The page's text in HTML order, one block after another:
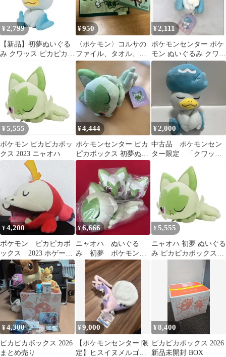
¥ 2,799
【新品】初夢ぬいぐる
み クワッス ピカピカボ
¥950
〈ポケモン〉コルサの
ファイル、タオル、キ
ーホルダー
¥2,111
ポケモンセンター ポケ
モン ぬいぐるみ クワッ
ス
¥ 5,555
ポケモン ピカピカボッ
クス 2023 ニャオハ
¥4,444
ポケモンセンター ピカ
ピカボックス 初夢ぬい
ぐるみ ニャオハ
¥2,000
中古品 ポケモンセン
ター限定 「クワッス
¥4,200
ポケモン ピカピカボ
ックス 2023 ホゲータ
初夢 ぬいぐるみ
¥6,666
ニャオハ ぬいぐる
み 初夢 ポケモンド
ール ピカピカボック
ス ポケモンセンター
¥ 5,555
ニャオハ 初夢 ぬいぐる
み ピカピカボックス
¥4,300
ピカピカボックス 2026
まとめ売り
¥9,000
【ポケモンセンター 限
定】ヒスイヌメルゴン
¥8,400
ピカピカボックス 2026
新品未開封 BOX